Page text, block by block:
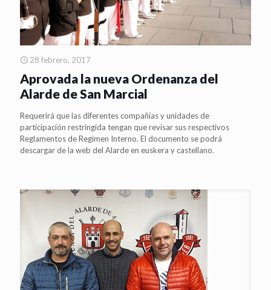
28 febrero, 2017
Aprovada la nueva Ordenanza del
Alarde de San Marcial
Requerirá que las diferentes compañías y unidades de
participación restringida tengan que revisar sus respectivos
Reglamentos de Regimen Interno. El documento se podrá
descargar de la web del Alarde en euskera y castellano.